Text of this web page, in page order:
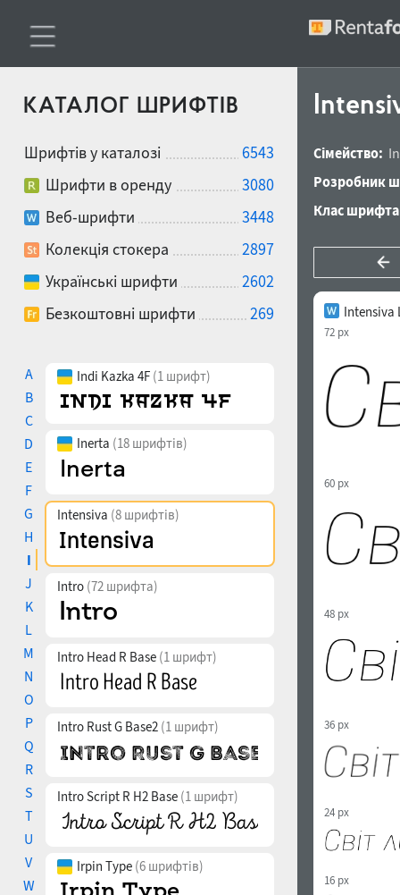
КАТАЛОГ ШРИФТІВ
Шрифтів у каталозі
6543
Шрифти в оренду
3080
Веб-шрифти
3448
Колекція стокера
2897
Українські шрифти
2602
Безкоштовні шрифти
269
A
B
C
D
E
F
G
H
I
J
K
L
M
N
O
P
Q
R
S
T
U
V
W
Indi Kazka 4F (1 шрифт)
Inerta (18 шрифтів)
Intensiva (8 шрифтів)
Intro (72 шрифта)
Intro Head R Base (1 шрифт)
Intro Rust G Base2 (1 шрифт)
Intro Script R H2 Base (1 шрифт)
Irpin Type (6 шрифтів)
Сімейство:
Розробник
Клас
Intensiva
72 px
60 px
48 px
36 px
24 px
16 px